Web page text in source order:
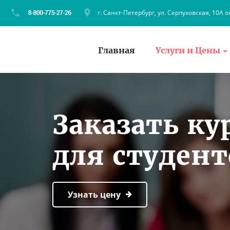
г. Санкт-Петербург, ул. Серпуховская, 10А
Главная Услуги и Цены
Заказать
для
Узнать цену